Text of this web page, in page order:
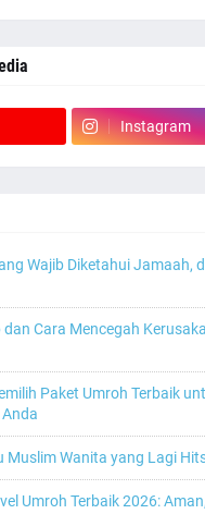
Instagram
Wajib Diketahui Jamaah,
Cara Mencegah
Paket Umroh Terbaik
Muslim Wanita yang Lagi
Umroh Terbaik 2026: